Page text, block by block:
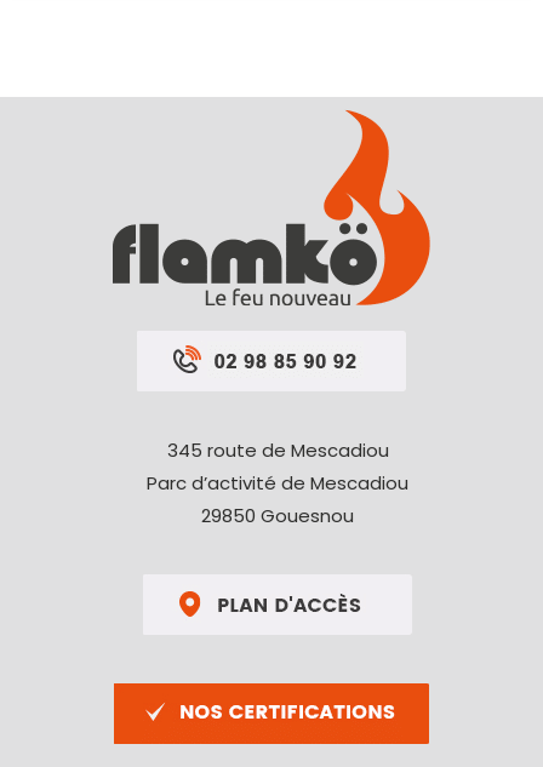
345 route de Mescadiou
Parc d’activité de Mescadiou
29850 Gouesnou